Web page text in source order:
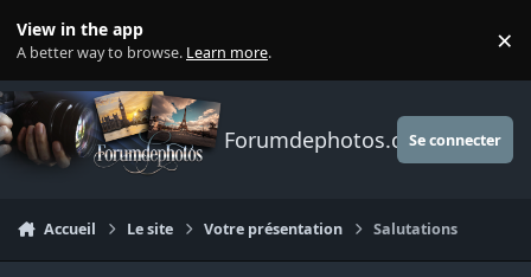
View in the app
A better way to browse. Learn more. ×
Forumdephotos.comSe connecter
Accueil Le site Votre présentation Salutations